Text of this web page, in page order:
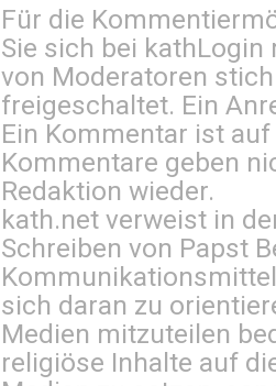
Für die
Sie sich bei kathLogin
von Moderatoren
freigeschaltet. Ein
Ein Kommentar ist
Kommentare geben
Redaktion wieder.
kath.net verweist in
Schreiben von Papst
sich daran zu
Medien mitzuteilen
religiöse Inhalte auf